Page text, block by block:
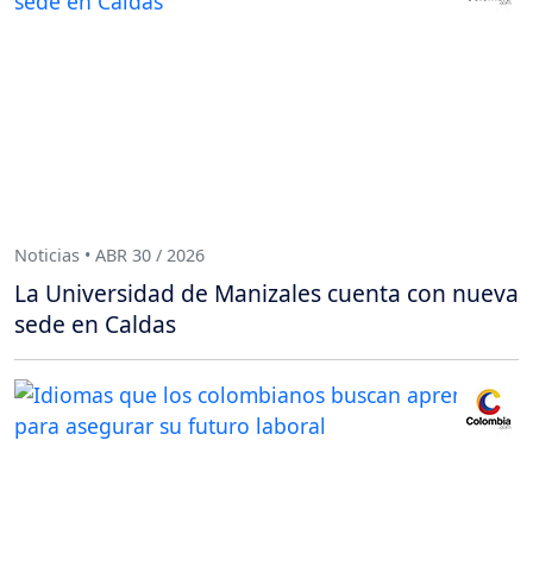
Noticias • ABR 30 / 2026
La Universidad de Manizales cuenta con nueva
sede en Caldas